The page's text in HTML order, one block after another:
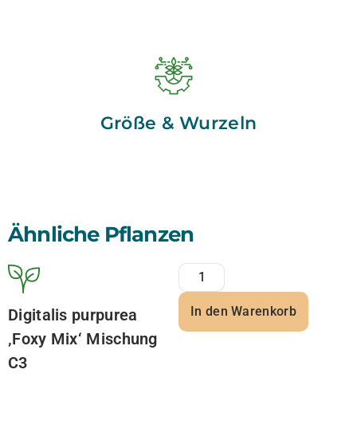
Größe & Wurzeln
Ähnliche Pflanzen
Digitalis purpurea
‚Foxy Mix‘ Mischung
C3
In den Warenkorb